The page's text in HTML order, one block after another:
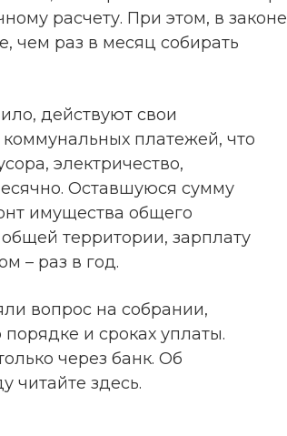
расчету. При этом, в законе
чем раз в месяц собирать
действуют свои
платежей, что
электричество,
Оставшуюся сумму
имущества общего
территории, зарплату
– раз в год.
вопрос на собрании,
и сроках уплаты.
через банк. Об
читайте здесь.